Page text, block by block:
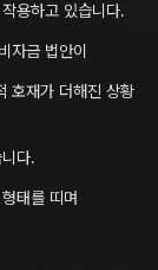
용하고 있습니다.
자금 법안이
호재가 더해진 상황
다.
태를 띠며